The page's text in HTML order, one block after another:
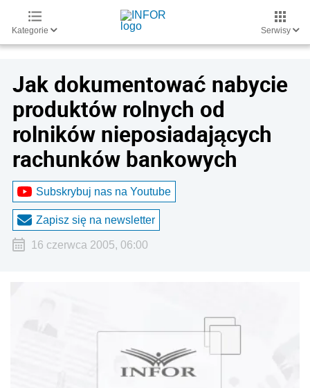
Kategorie Serwisy
Jak dokumentować nabycie
produktów rolnych od
rolników nieposiadających
rachunków bankowych
Subskrybuj nas na Youtube
Zapisz się na newsletter
16 czerwca 2005, 06:00